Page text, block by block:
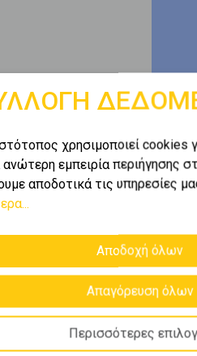
χρησιμοποιεί cookies
ανώτερη εμπειρία περιήγησης
αποδοτικά τις υπηρεσίες
Αποδοχή όλων
Απαγόρευση όλων
Περισσότερες